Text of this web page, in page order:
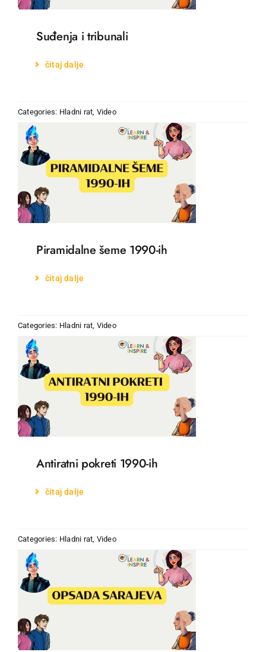
Suđenja i tribunali
čitaj dalje
Categories: Hladni rat, Video
Piramidalne šeme 1990-ih
čitaj dalje
Categories: Hladni rat, Video
Antiratni pokreti 1990-ih
čitaj dalje
Categories: Hladni rat, Video